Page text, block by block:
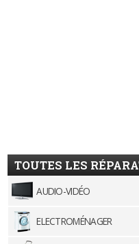
TOUTES LES
AUDIO-VIDÉO
ELECTROMÉNAGER